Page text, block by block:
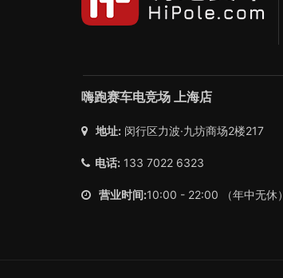
嗨跑赛车电竞场 上海店
地址: 闵行区力波·九坊商场2楼217
电话: 133 7022 6323
营业时间:10:00 - 22:00 （年中无休）